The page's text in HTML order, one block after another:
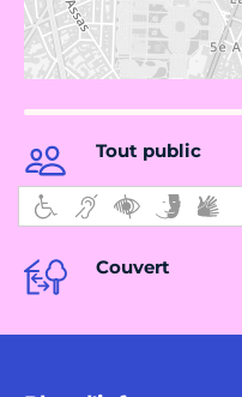
Tout public
Couvert